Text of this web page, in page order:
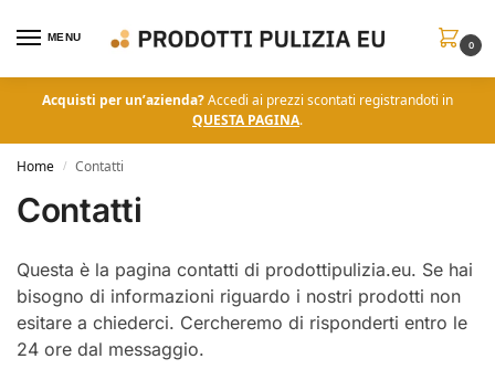
MENU
0
Acquisti per un’azienda?Accedi ai prezzi scontati registrandoti in
QUESTA PAGINA.
Home / Contatti
Contatti
Questa è la pagina contatti di prodottipulizia.eu. Se hai
bisogno di informazioni riguardo i nostri prodotti non
esitare a chiederci. Cercheremo di risponderti entro le
24 ore dal messaggio.